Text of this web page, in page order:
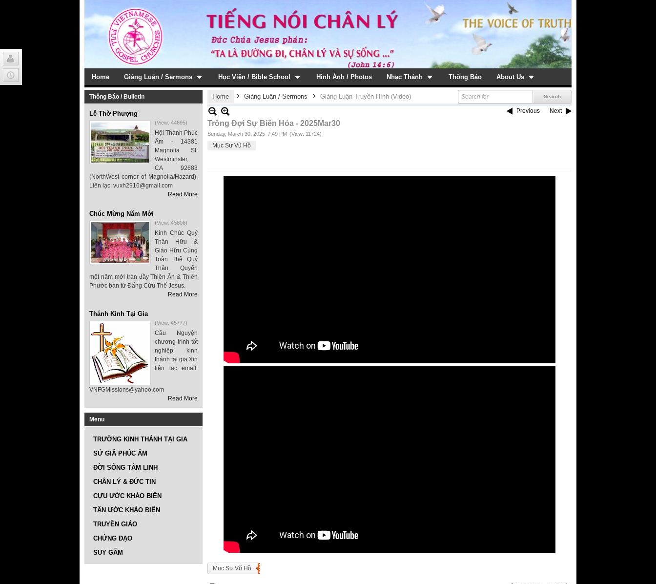
Home Giảng Luận / Sermons Học Viện / Bible School Hình Ảnh / Photos Nhạc Thánh Thông Báo About Us
Thông Báo / Bulletin
Lễ Thờ Phượng
(View: 44695)
Hội Thánh Phúc
Âm - 14381
Magnolia St.
Westminster,
CA 92683
(NorthWest corner of Magnolia/Hazard).
Liên lạc: vuxh2916@gmail.com
Read More
Chúc Mừng Năm Mới
(View: 45606)
Kính Chúc Quý
Thân Hữu &
Giáo Hữu Cùng
Toàn Thể Quý
Thân Quyến
một năm mới tràn đầy Thiên Ân & Thiên
Phước ban từ Đấng Cứu Thế Jesus.
Read More
Thánh Kinh Tại Gia
(View: 45777)
Cầu Nguyện
chương trình tốt
nghiệp kinh
thánh tại gia Xin
liên lạc email:
VNFGMissions@yahoo.com
Read More
Menu
TRƯỜNG KINH THÁNH TẠI GIA
SỨ GIẢ PHÚC ÂM
ĐỜI SỐNG TÂM LINH
CHÂN LÝ & ĐỨC TIN
CỰU ƯỚC KHẢO BIÊN
TÂN ƯỚC KHẢO BIÊN
TRUYỀN GIÁO
CHỨNG ĐẠO
SUY GẪM
Home › Giảng Luận / Sermons › Giảng Luận Truyền Hình (Video)
Previous Next
Trông Đợi Sự Biến Hóa - 2025Mar30
Sunday, March 30, 2025 7:49 PM (View: 11724)
Mục Sư Vũ Hồ
Muc Sư Vũ Hồ